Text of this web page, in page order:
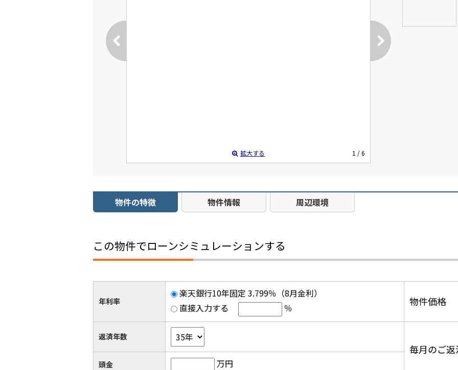
拡大する 1 / 6
物件の特徴 物件情報 周辺環境
この物件でローンシミュレーションする
年利率
楽天銀行10年固定 3.799％（8月金利）
直接入力する
％ 物件価格
返済年数
毎月のご
頭金 万円